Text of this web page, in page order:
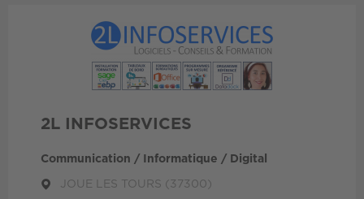
2L INFOSERVICES
Communication / Informatique / Digital
JOUE LES TOURS (37300)